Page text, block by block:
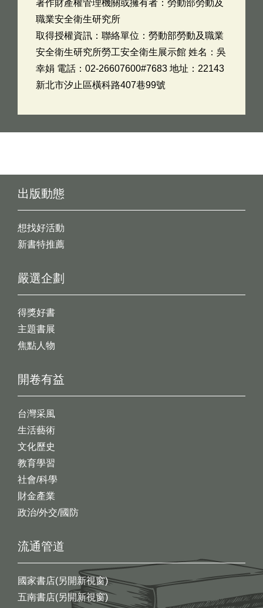
著作財產權管理機關或擁有者：勞動部勞動及
職業安全衛生研究所
取得授權資訊：聯絡單位：勞動部勞動及職業
安全衛生研究所勞工安全衛生展示館 姓名：吳
幸娟 電話：02-26607600#7683 地址：22143
新北市汐止區橫科路407巷99號
出版動態
想找好活動
新書特推薦
開卷有益
台灣采風
生活藝術
文化歷史
教育學習
社會/科學
財金產業
政治/外交/國防
嚴選企劃
得獎好書
主題書展
焦點人物
流通管道
國家書店(另開新視窗)
五南書店(另開新視窗)